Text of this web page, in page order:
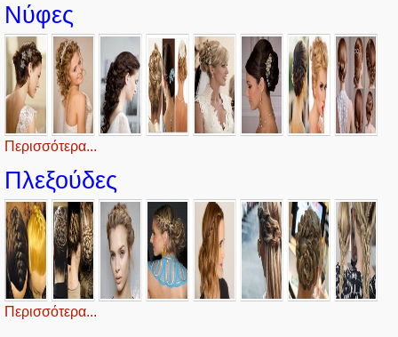
Νύφες
Περισσότερα...
Πλεξούδες
Περισσότερα...